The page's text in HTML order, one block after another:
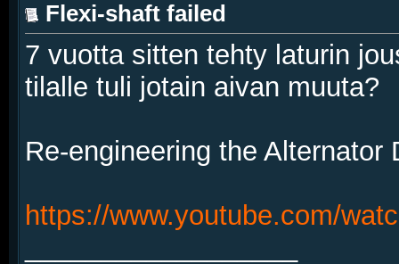
Flexi-shaft failed
7 vuotta sitten tehty laturin
tilalle tuli jotain aivan muuta?
Re-engineering the Alternator
https://www.youtube.com/